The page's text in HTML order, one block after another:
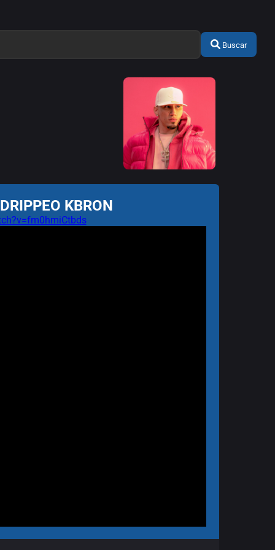
Buscar
KBRON